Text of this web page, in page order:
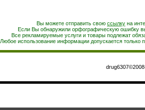
Вы можете отправить свою ссылку на
Если Вы обнаружили орфографическую ошибку
Все рекламируемые услуги и товары подлежат
Любое использование информации допускается только